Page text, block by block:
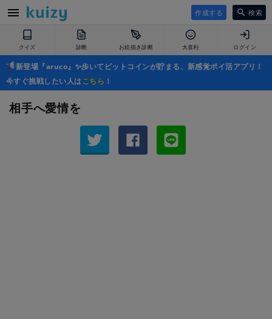
作成する 検索
クイズ 診断 お絵描き診断 大喜利 ログイン
新登場『aruco』✨歩いてビットコインが貯まる、新感覚ポイ活アプリ！
今すぐ挑戦したい人はこちら ！
相手へ愛情を